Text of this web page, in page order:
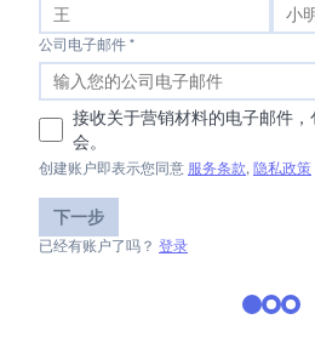
公司电子邮件 *
接收关于营销材料的电子邮件
会。
创建账户即表示您同意 服务条款, 隐私政策
下一步
已经有账户了吗？ 登录